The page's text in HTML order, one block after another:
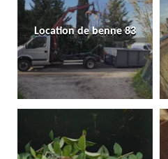
Location de benne 83